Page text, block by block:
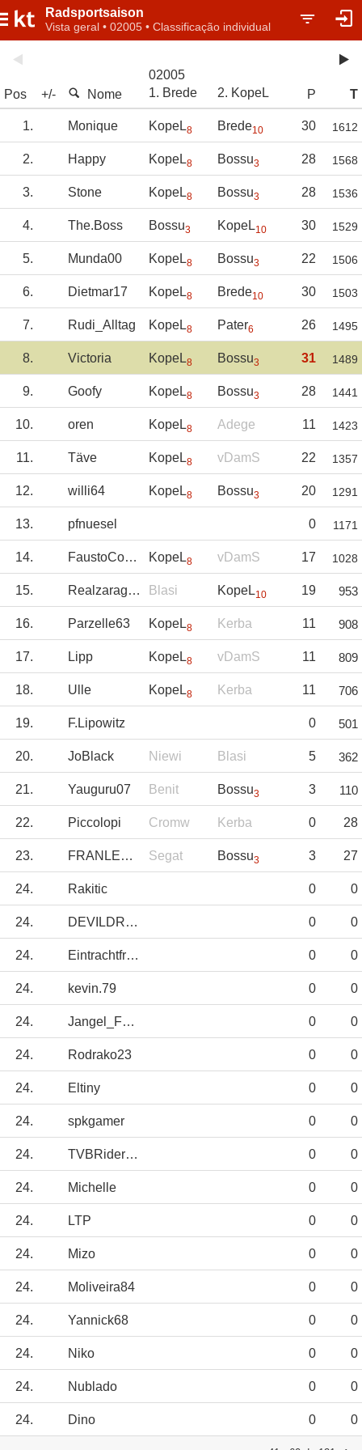
Radsportsaison
Vista geral • 02005 • Classificação individual
Pos +/- Nome
02005
1. Brede
2. KopeL P T
1. Monique KopeL8 Brede10 30 1612
2. Happy KopeL8 Bossu3 28 1568
3. Stone KopeL8 Bossu3 28 1536
4. The.Boss Bossu3 KopeL10 30 1529
5. Munda00 KopeL8 Bossu3 22 1506
6. Dietmar17 KopeL8 Brede10 30 1503
7. Rudi_Alltag KopeL8 Pater6 26 1495
8. Victoria KopeL8 Bossu3 31 1489
9. Goofy KopeL8 Bossu3 28 1441
10. oren KopeL8 Adege 11 1423
11. Täve KopeL8 vDamS 22 1357
12. willi64 KopeL8 Bossu3 20 1291
13. pfnuesel 0 1171
14. FaustoCoppi KopeL8 vDamS 17 1028
15. Realzaragoza Blasi KopeL10 19 953
16. Parzelle63 KopeL8 Kerba 11 908
17. Lipp KopeL8 vDamS 11 809
18. Ulle KopeL8 Kerba 11 706
19. F.Lipowitz 0 501
20. JoBlack Niewi Blasi 5 362
21. Yauguru07 Benit Bossu3 3 110
22. Piccolopi Cromw Kerba 0 28
23. FRANLEGIDOS Segat Bossu3 3 27
24. Rakitic 0 0
24. DEVILDRIVER 0 0
24. Eintrachtfrankf 0 0
24. kevin.79 0 0
24. Jangel_Fdez 0 0
24. Rodrako23 0 0
24. Eltiny 0 0
24. spkgamer 0 0
24. TVBRiderJED12 0 0
24. Michelle 0 0
24. LTP 0 0
24. Mizo 0 0
24. Moliveira84 0 0
24. Yannick68 0 0
24. Niko 0 0
24. Nublado 0 0
24. Dino 0 0